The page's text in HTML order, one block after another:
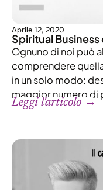
Aprile 12, 2020
Spiritual Business
Ognuno di noi può
comprendere
in un solo modo:
maggior numero di
Leggi l'articolo →